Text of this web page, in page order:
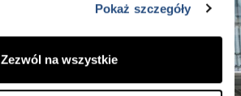
Pokaż szczegóły
Zezwól na wszystkie